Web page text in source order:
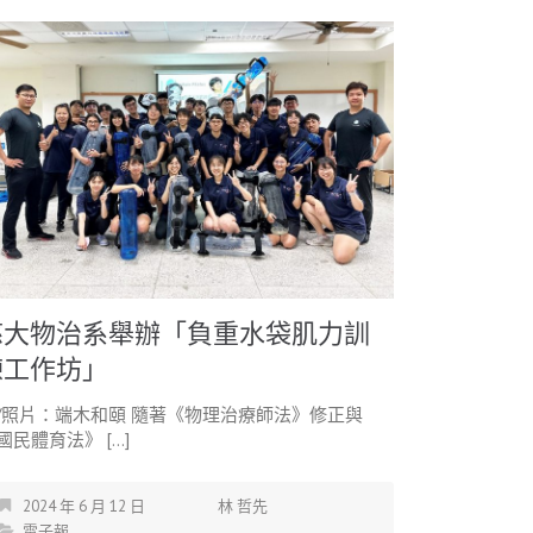
物治系舉辦「負重水袋肌力訓
作坊」
片：端木和頤 隨著《物理治療師法》修正與
民體育法》 […]
2024 年 6 月 12 日
林 哲先